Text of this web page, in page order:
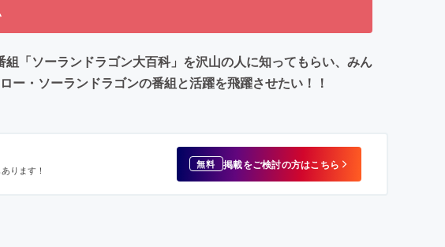
「ソーランドラゴン大百科」を沢山の人に知ってもらい、みん
・ソーランドラゴンの番組と活躍を飛躍させたい！！
ります！ 無料 掲載をご検討の方はこちら